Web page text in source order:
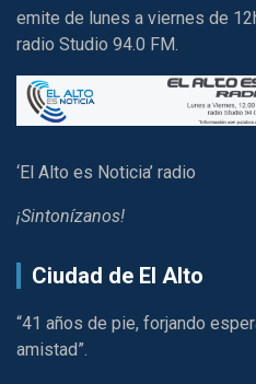
emite de lunes a viernes de
radio Studio 94.0 FM.
‘El Alto es Noticia’ radio
¡Sintonízanos!
Ciudad de El Alto
“41 años de pie, forjando
amistad”.